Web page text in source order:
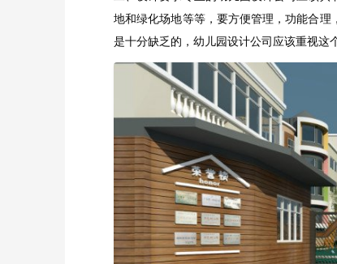
地和绿化场地等等，要方便管理，功能合
是十分缺乏的，幼儿园设计公司应该重视这